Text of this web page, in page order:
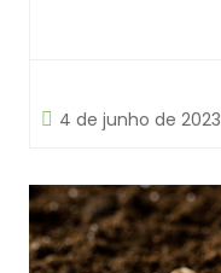
4 de junho de 2023